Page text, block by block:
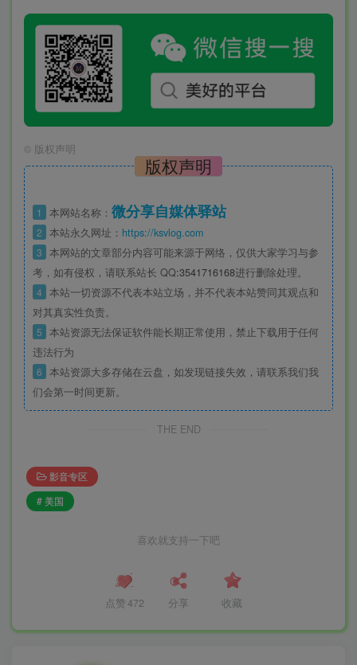
© 版权声明
版权声明
1 本网站名称： 微分享自媒体驿站
2 本站永久网址： https://ksvlog.com
3 本网站的文章部分内容可能来源于网络，仅供大家学习与参
考，如有侵权，请联系站长 QQ:3541716168进行删除处理。
4 本站一切资源不代表本站立场，并不代表本站赞同其观点和
对其真实性负责。
5 本站资源无法保证软件能长期正常使用，禁止下载用于任何
违法行为
6 本站资源大多存储在云盘，如发现链接失效，请联系我们我
们会第一时间更新。
THE END
影音专区
# 美国
喜欢就支持一下吧
点赞 472 分享 收藏